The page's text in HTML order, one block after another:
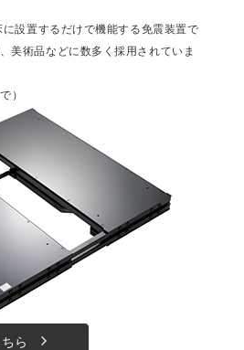
設置するだけで機能する免震装置で
美術品などに数多く採用されていま
）
ら arrow_forward_ios